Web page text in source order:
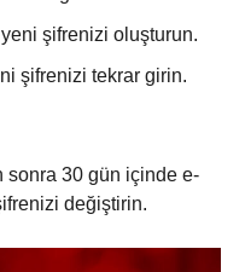
şifrenizi oluşturun.
şifrenizi tekrar girin.
sonra 30 gün içinde e-
değiştirin.